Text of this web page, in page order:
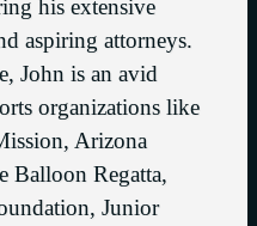
his extensive
aspiring attorneys.
John is an avid
organizations like
Arizona
Balloon Regatta,
Junior